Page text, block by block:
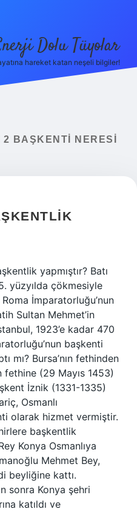
Dolu Tüyolar
hareket katan neşeli bilgiler!
BAŞKENTI NERESI
yapmıştır? Batı
yüzyılda çökmesiyle
İmparatorluğu’nun
Sultan Mehmet’in
1923’e kadar 470
başkenti
mı? Bursa’nın fethinden
fethine (29 Mayıs 1453)
İznik (1331-1335)
Osmanlı
olarak hizmet vermiştir.
başkentlik
Konya Osmanlıya
Mehmet Bey,
beyliğine kattı.
sonra Konya şehri
katıldı ve